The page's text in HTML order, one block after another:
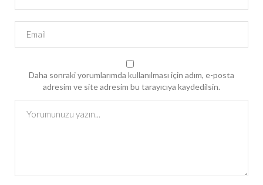
Daha sonraki yorumlarımda kullanılması için adım, e-posta
adresim ve site adresim bu tarayıcıya kaydedilsin.